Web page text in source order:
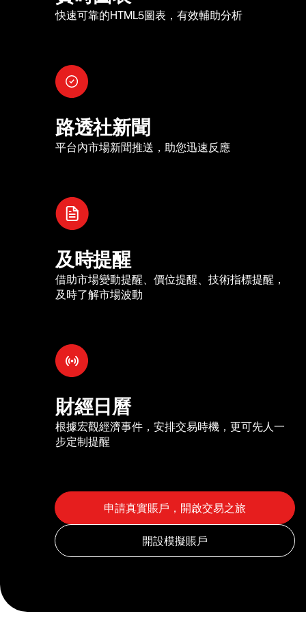
快速可靠的HTML5圖表，有效輔助分析
路透社新聞
平台內市場新聞推送，助您迅速反應
及時提醒
借助市場變動提醒、價位提醒、技術指標提醒，
及時了解市場波動
財經日曆
根據宏觀經濟事件，安排交易時機，更可先人一
步定制提醒